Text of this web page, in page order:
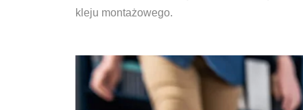
kleju montażowego.